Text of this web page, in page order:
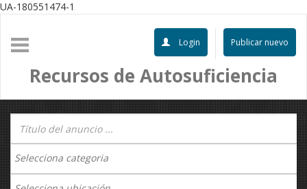
UA-180551474-1
Publicar nuevo
Login
Recursos de Autosuficiencia